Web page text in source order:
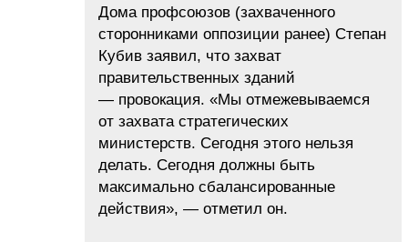
Дома профсоюзов (захваченного
сторонниками оппозиции ранее) Степан
Кубив заявил, что захват
правительственных зданий
— провокация. «Мы отмежевываемся
от захвата стратегических
министерств. Сегодня этого нельзя
делать. Сегодня должны быть
максимально сбалансированные
действия», — отметил он.